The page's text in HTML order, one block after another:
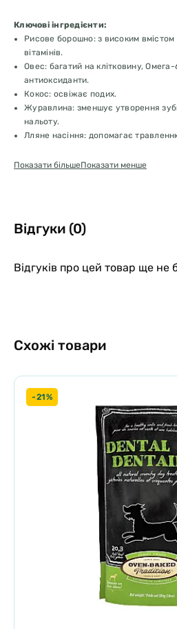
Ключові інгредієнти:
Рисове борошно: з високим вмістом
вітамінів.
Овес: багатий на клітковину, Омега-
антиоксиданти.
Кокос: освіжає подих.
Журавлина: зменшує утворення
нальоту.
Лляне насіння: допомагає
Показати більшеПоказати менше
Відгуки (0)
Відгуків про цей товар ще не
Схожі товари
-21%